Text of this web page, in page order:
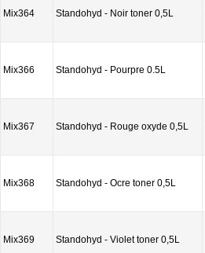
Mix364 Standohyd - Noir toner 0,5L
Mix366 Standohyd - Pourpre 0.5L
Mix367 Standohyd - Rouge oxyde 0,5L
Mix368 Standohyd - Ocre toner 0,5L
Mix369 Standohyd - Violet toner 0,5L